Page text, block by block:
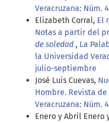
Veracruzana: Núm.
Elizabeth Corral, El
Notas a partir del
de soledad , La
la Universidad
julio-septiembre
José Luis Cuevas,
Hombre. Revista
Veracruzana: Núm.
Enero y Abril Enero